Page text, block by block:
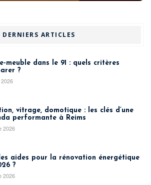
DERNIERS ARTICLES
meuble dans le 91 : quels critères
?
vitrage, domotique : les clés d’une
performante à Reims
2026
aides pour la rénovation énergétique
?
2026